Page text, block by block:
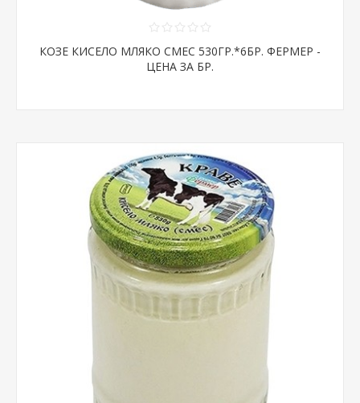
КОЗЕ КИСЕЛО МЛЯКО СМЕС 530ГР.*6БР. ФЕРМЕР -
ЦЕНА ЗА БР.